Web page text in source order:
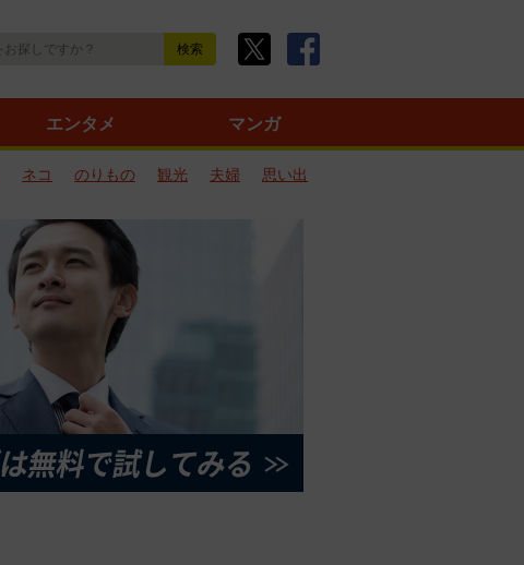
エンタメ マンガ
ネコ のりもの 観光 夫婦
思い出